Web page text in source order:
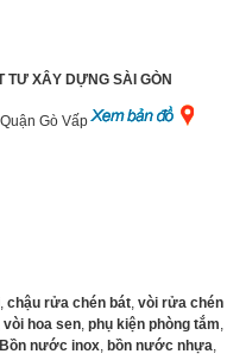
TƯ XÂY DỰNG SÀI GÒN
Gò Vấp
, chậu rửa chén bát, vòi rửa chén
vòi hoa sen, phụ kiện phòng tắm,
Bồn nước inox, bồn nước nhựa,